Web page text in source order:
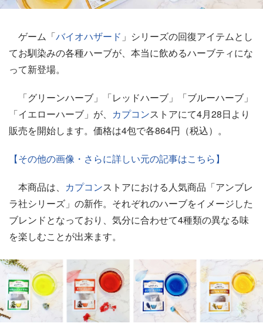
ゲーム「バイオハザード 」シリーズの回復アイテムとし
てお馴染みの各種ハーブが、本当に飲めるハーブティにな
って新登場。
「グリーンハーブ」「レッドハーブ」「ブルーハーブ」
「イエローハーブ」が、 カプコンストアにて4月28日より
販売を開始します。価格は4包で各864円（税込）。
【その他の画像・さらに詳しい元の記事はこちら】
本商品は、 カプコンストアにおける人気商品「アンブレ
ラ社シリーズ」の新作。それぞれのハーブをイメージした
ブレンドとなっており、気分に合わせて4種類の異なる味
を楽しむことが出来ます。